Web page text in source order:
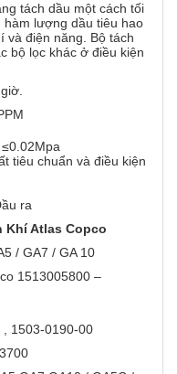
tách dầu một cách tối
lượng dầu tiêu hao
và điện năng. Bộ tách
bộ lọc khác ở điều kiện
tiêu chuẩn và điều kiện
ra
Khí Atlas Copco
/ GA7 / GA 10
1513005800 –
1503-0190-00